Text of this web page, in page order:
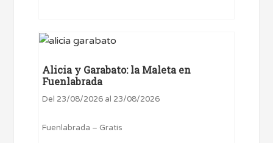
Alicia y Garabato: la Maleta en
Fuenlabrada
Del 23/08/2026 al 23/08/2026
Fuenlabrada – Gratis